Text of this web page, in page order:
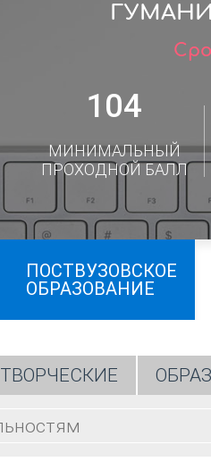
104
МИНИМАЛЬНЫЙ
ПРОХОДНОЙ БАЛЛ
ПОСТВУЗОВСКОЕ
ОБРАЗОВАНИЕ
ТВОРЧЕСКИЕ